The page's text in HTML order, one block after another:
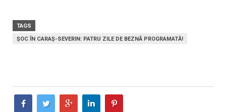
TAGS
ȘOC ÎN CARAȘ-SEVERIN: PATRU ZILE DE BEZNĂ PROGRAMATĂ!